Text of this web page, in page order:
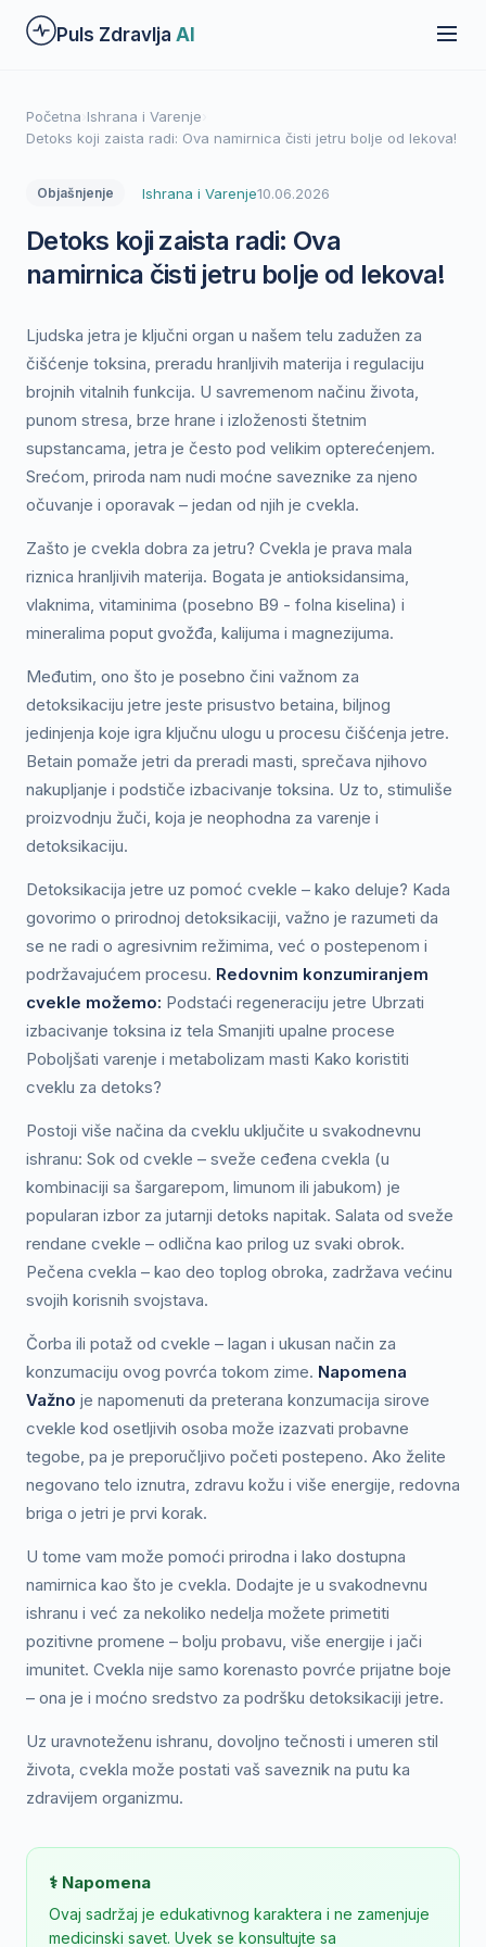
Preskoči
Puls Zdravlja AI
Početna Ishrana i Varenje
Detoks koji zaista radi: Ova namirnica čisti jetru bolje od lekova!
Objašnjenje Ishrana i Varenje10.06.2026
Detoks koji zaista radi: Ova
namirnica čisti jetru bolje od lekova!
Ljudska jetra je ključni organ u našem telu zadužen za
čišćenje toksina, preradu hranljivih materija i regulaciju
brojnih vitalnih funkcija. U savremenom načinu života,
punom stresa, brze hrane i izloženosti štetnim
supstancama, jetra je često pod velikim opterećenjem.
Srećom, priroda nam nudi moćne saveznike za njeno
očuvanje i oporavak – jedan od njih je cvekla.
Zašto je cvekla dobra za jetru? Cvekla je prava mala
riznica hranljivih materija. Bogata je antioksidansima,
vlaknima, vitaminima (posebno B9 - folna kiselina) i
mineralima poput gvožđa, kalijuma i magnezijuma.
Međutim, ono što je posebno čini važnom za
detoksikaciju jetre jeste prisustvo betaina, biljnog
jedinjenja koje igra ključnu ulogu u procesu čišćenja jetre.
Betain pomaže jetri da preradi masti, sprečava njihovo
nakupljanje i podstiče izbacivanje toksina. Uz to, stimuliše
proizvodnju žuči, koja je neophodna za varenje i
detoksikaciju.
Detoksikacija jetre uz pomoć cvekle – kako deluje? Kada
govorimo o prirodnoj detoksikaciji, važno je razumeti da
se ne radi o agresivnim režimima, već o postepenom i
podržavajućem procesu. Redovnim konzumiranjem
cvekle možemo: Podstaći regeneraciju jetre Ubrzati
izbacivanje toksina iz tela Smanjiti upalne procese
Poboljšati varenje i metabolizam masti Kako koristiti
cveklu za detoks?
Postoji više načina da cveklu uključite u svakodnevnu
ishranu: Sok od cvekle – sveže ceđena cvekla (u
kombinaciji sa šargarepom, limunom ili jabukom) je
popularan izbor za jutarnji detoks napitak. Salata od sveže
rendane cvekle – odlična kao prilog uz svaki obrok.
Pečena cvekla – kao deo toplog obroka, zadržava većinu
svojih korisnih svojstava.
Čorba ili potaž od cvekle – lagan i ukusan način za
konzumaciju ovog povrća tokom zime. Napomena
Važno je napomenuti da preterana konzumacija sirove
cvekle kod osetljivih osoba može izazvati probavne
tegobe, pa je preporučljivo početi postepeno. Ako želite
negovano telo iznutra, zdravu kožu i više energije, redovna
briga o jetri je prvi korak.
U tome vam može pomoći prirodna i lako dostupna
namirnica kao što je cvekla. Dodajte je u svakodnevnu
ishranu i već za nekoliko nedelja možete primetiti
pozitivne promene – bolju probavu, više energije i jači
imunitet. Cvekla nije samo korenasto povrće prijatne boje
– ona je i moćno sredstvo za podršku detoksikaciji jetre.
Uz uravnoteženu ishranu, dovoljno tečnosti i umeren stil
života, cvekla može postati vaš saveznik na putu ka
zdravijem organizmu.
⚕️ Napomena
Ovaj sadržaj je edukativnog karaktera i ne zamenjuje
medicinski savet. Uvek se konsultujte sa